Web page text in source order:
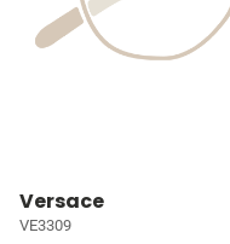
Versace
VE3309